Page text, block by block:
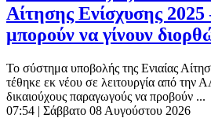
Αίτησης Ενίσχυσης
μπορούν να γίνουν
Το σύστημα υποβολής της Ενιαίας
τέθηκε εκ νέου σε λειτουργία από την
δικαιούχους παραγωγούς να προβούν ...
07:54 | Σάββατο 08 Αυγούστου 2026